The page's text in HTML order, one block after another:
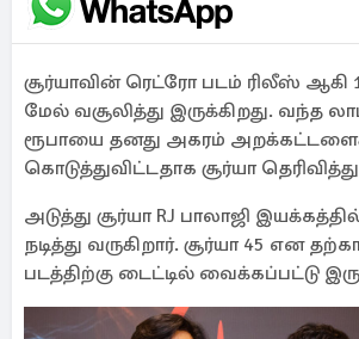
சூர்யாவின் ரெட்ரோ படம் ரிலீஸ் ஆகி
மேல் வசூலித்து இருக்கிறது. வந்த
ரூபாயை தனது அகரம்
கொடுத்துவிட்டதாக சூர்யா
அடுத்து சூர்யா RJ பாலாஜி
நடித்து வருகிறார். சூர்யா 45 என
படத்திற்கு டைட்டில் வைக்கப்பட்டு